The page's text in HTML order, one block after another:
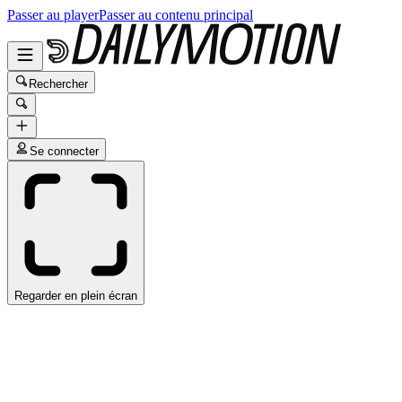
Passer au playerPasser au contenu principal
Rechercher
Se connecter
Regarder en plein écran